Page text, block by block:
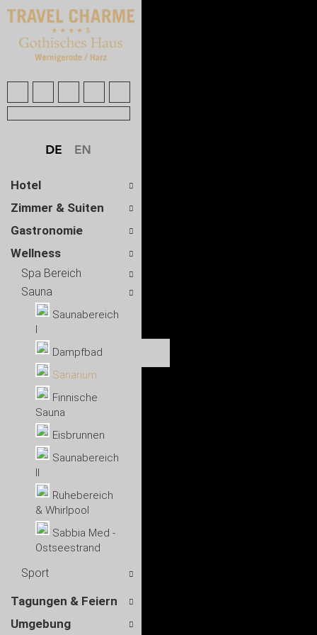
Hotel
Zimmer & Suiten
Gastronomie
Wellness
Spa Bereich
Sauna
Saunabereich
I
Dampfbad
Sanarium
Finnische
Sauna
Eisbrunnen
Saunabereich
II
Ruhebereich
& Whirlpool
Sabbia Med -
Ostseestrand
Sport
Tagungen & Feiern
Umgebung